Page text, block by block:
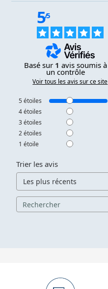
5/5
Basé sur 1 avis soumis à
un contrôle
Voir tous les avis sur ce site
5étoiles
4étoiles
3étoiles
2étoiles
1 étoile
Trier les avis